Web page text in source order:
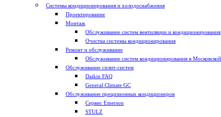
Системы кондиционирования и холодоснабжения
Проектирование
Монтаж
Обслуживание систем вентиляции и кондиционирования
Очистка системы кондиционирования
Ремонт и обслуживание
Обслуживание систем кондиционирования в
Обслуживание сплит-систем
Daikin FAQ
General Climate GC
Обслуживание прецизионных кондиционеров
Сервис Emerson
STULZ